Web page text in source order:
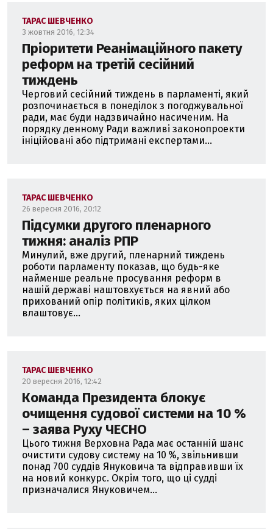
ТАРАС ШЕВЧЕНКО
3 жовтня 2016, 12:34
Пріоритети Реанімаційного пакету
реформ на третій сесійний
тиждень
Черговий сесійний тиждень в парламенті, який
розпочинається в понеділок з погоджувальної
ради, має буди надзвичайно насиченим. На
порядку денному Ради важливі законопроекти
ініційовані або підтримані експертами...
ТАРАС ШЕВЧЕНКО
26 вересня 2016, 20:12
Підсумки другого пленарного
тижня: аналіз РПР
Минулий, вже другий, пленарний тиждень
роботи парламенту показав, що будь-яке
найменше реальне просування реформ в
нашій державі наштовхується на явний або
прихований опір політиків, яких цілком
влаштовує...
ТАРАС ШЕВЧЕНКО
20 вересня 2016, 12:42
Команда Президента блокує
очищення судової системи на 10 %
– заява Руху ЧЕСНО
Цього тижня Верховна Рада має останній шанс
очистити судову систему на 10 %, звільнивши
понад 700 суддів Януковича та відправивши їх
на новий конкурс. Окрім того, що ці судді
призначалися Януковичем...